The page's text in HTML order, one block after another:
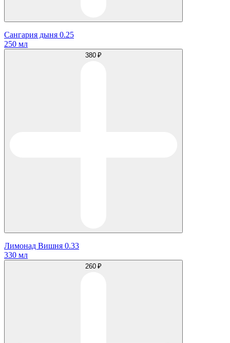
Сангария дыня 0.25
250 мл
380 ₽
Лимонад Вишня 0.33
330 мл
260 ₽